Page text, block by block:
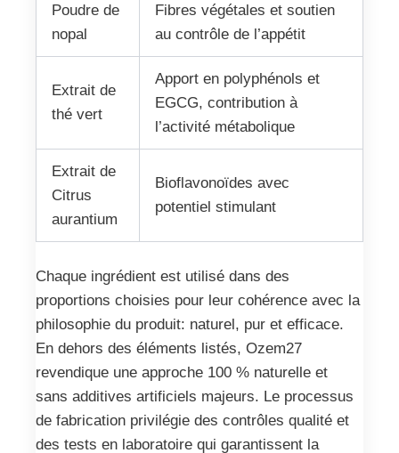
Poudre de
nopal
Fibres végétales et soutien
au contrôle de l’appétit
Extrait de
thé vert
Apport en polyphénols et
EGCG, contribution à
l’activité métabolique
Extrait de
Citrus
aurantium
Bioflavonoïdes avec
potentiel stimulant
Chaque ingrédient est utilisé dans des
proportions choisies pour leur cohérence avec la
philosophie du produit: naturel, pur et efficace.
En dehors des éléments listés, Ozem27
revendique une approche 100 % naturelle et
sans additives artificiels majeurs. Le processus
de fabrication privilégie des contrôles qualité et
des tests en laboratoire qui garantissent la